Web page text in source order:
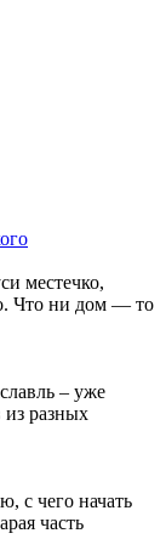
местечко,
Что ни дом — то
– уже
из разных
с чего начать
часть